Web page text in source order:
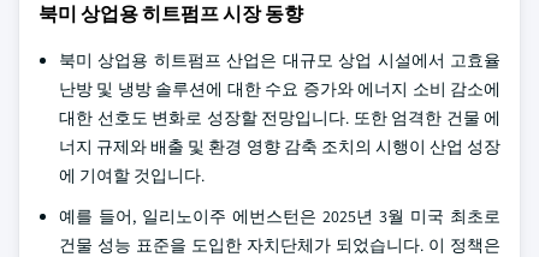
북미 상업용 히트펌프 시장 동향
북미 상업용 히트펌프 산업은 대규모 상업 시설에서 고효율
난방 및 냉방 솔루션에 대한 수요 증가와 에너지 소비 감소에
대한 선호도 변화로 성장할 전망입니다. 또한 엄격한 건물 에
너지 규제와 배출 및 환경 영향 감축 조치의 시행이 산업 성장
에 기여할 것입니다.
예를 들어, 일리노이주 에번스턴은 2025년 3월 미국 최초로
건물 성능 표준을 도입한 자치단체가 되었습니다. 이 정책은